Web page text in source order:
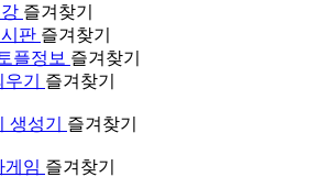
즐겨찾기
판 즐겨찾기
플정보 즐겨찾기
기
즐겨찾기
생성기 즐겨찾기
게임 즐겨찾기